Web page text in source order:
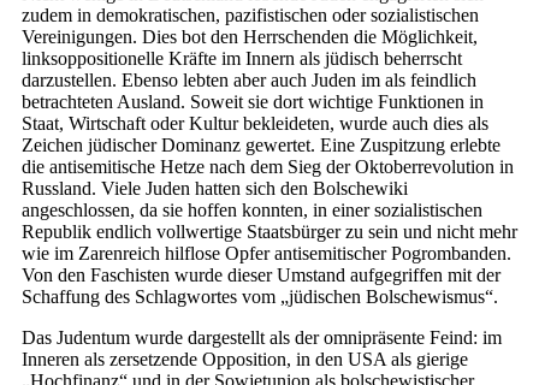
zudem in demokratischen, pazifistischen oder sozialistischen
Vereinigungen. Dies bot den Herrschenden die Möglichkeit,
linksoppositionelle Kräfte im Innern als jüdisch beherrscht
darzustellen. Ebenso lebten aber auch Juden im als feindlich
betrachteten Ausland. Soweit sie dort wichtige Funktionen in
Staat, Wirtschaft oder Kultur bekleideten, wurde auch dies als
Zeichen jüdischer Dominanz gewertet. Eine Zuspitzung erlebte
die antisemitische Hetze nach dem Sieg der Oktoberrevolution in
Russland. Viele Juden hatten sich den Bolschewiki
angeschlossen, da sie hoffen konnten, in einer sozialistischen
Republik endlich vollwertige Staatsbürger zu sein und nicht mehr
wie im Zarenreich hilflose Opfer antisemitischer Pogrombanden.
Von den Faschisten wurde dieser Umstand aufgegriffen mit der
Schaffung des Schlagwortes vom „jüdischen Bolschewismus“.
Das Judentum wurde dargestellt als der omnipräsente Feind: im
Inneren als zersetzende Opposition, in den USA als gierige